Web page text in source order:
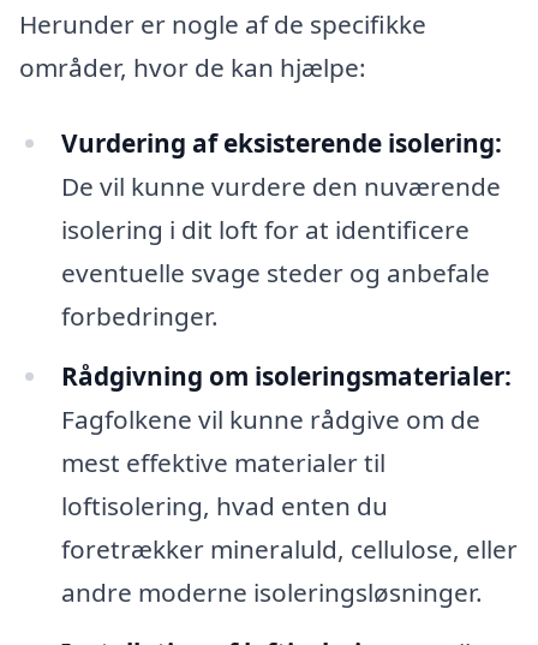
Herunder er nogle af de specifikke
områder, hvor de kan hjælpe:
Vurdering af eksisterende isolering:
De vil kunne vurdere den nuværende
isolering i dit loft for at identificere
eventuelle svage steder og anbefale
forbedringer.
Rådgivning om isoleringsmaterialer:
Fagfolkene vil kunne rådgive om de
mest effektive materialer til
loftisolering, hvad enten du
foretrækker mineraluld, cellulose, eller
andre moderne isoleringsløsninger.